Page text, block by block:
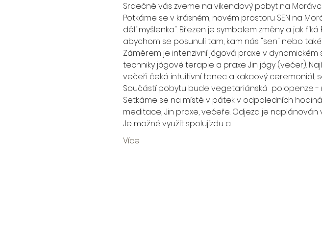
Srdečně vás zveme na víkendový pobyt na
Potkáme se v krásném, novém prostoru SEN na
dělí myšlenka". Březen je symbolem změny a jak
abychom se posunuli tam, kam nás "sen" nebo
Záměrem je intenzivní jógová praxe v
techniky jógové terapie a praxe Jin jógy (večer).
večeři čeká intuitivní tanec a kakaový ceremoniál,
Součástí pobytu bude vegetariánská  polopenze
Setkáme se na místě v pátek v odpoledních
meditace, Jin praxe, večeře. Odjezd je
Je možné využít spolujízdu a…
Více